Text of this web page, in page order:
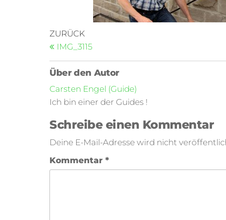
ZURÜCK
IMG_3115
Über den Autor
Carsten Engel (Guide)
Ich bin einer der Guides !
Schreibe einen Kommentar
Deine E-Mail-Adresse wird nicht
Kommentar *